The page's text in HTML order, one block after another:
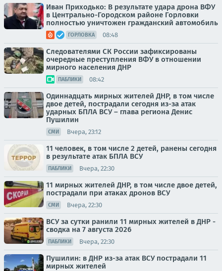
Иван Приходько: В результате удара дрона ВФУ
в Центрально-Городском районе Горловки
полностью уничтожен гражданский автомобиль
ГОРЛОВКА 08:48
Следователями СК России зафиксированы
очередные преступления ВФУ в отношении
мирного населения ДНР
ПАБЛИКИ 08:42
Одиннадцать мирных жителей ДНР, в том числе
двое детей, пострадали сегодня из-за атак
ударных БПЛА ВСУ – глава региона Денис
Пушилин
СМИ Вчера, 23:12
11 человек, в том числе 2 детей, ранены сегодня
в результате атак БПЛА ВСУ
ПАБЛИКИ Вчера, 22:30
11 мирных жителей ДНР, в том числе двое детей,
пострадали при атаках дронов ВСУ
СМИ Вчера, 22:30
ВСУ за сутки ранили 11 мирных жителей в ДНР -
сводка на 7 августа 2026
ПАБЛИКИ Вчера, 22:30
Пушилин: в ДНР из-за атак ВСУ пострадали 11
мирных жителей